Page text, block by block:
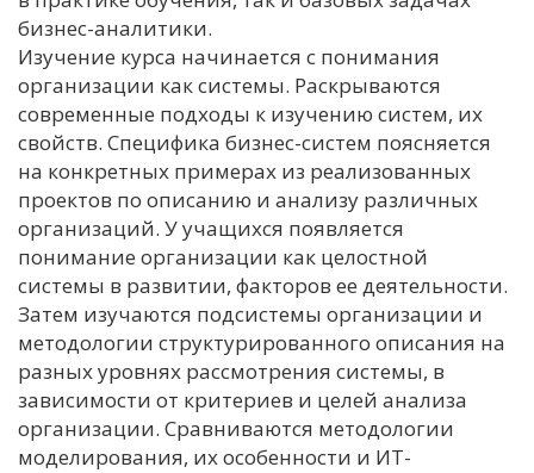
бизнес-аналитики.
Изучение курса начинается с понимания
организации как системы. Раскрываются
современные подходы к изучению систем, их
свойств. Специфика бизнес-систем поясняется
на конкретных примерах из реализованных
проектов по описанию и анализу различных
организаций. У учащихся появляется
понимание организации как целостной
системы в развитии, факторов ее деятельности.
Затем изучаются подсистемы организации и
методологии структурированного описания на
разных уровнях рассмотрения системы, в
зависимости от критериев и целей анализа
организации. Сравниваются методологии
моделирования, их особенности и ИТ-